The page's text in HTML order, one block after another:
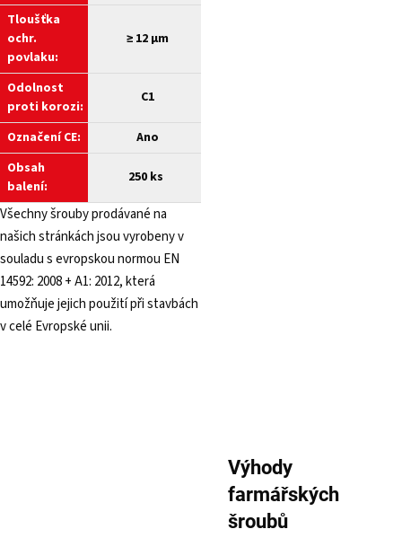
Tloušťka
ochr.
povlaku:
≥ 12 µm
Odolnost
proti korozi:
C1
Označení CE:
Ano
Obsah
balení:
250 ks
Všechny šrouby prodávané na
našich stránkách jsou vyrobeny v
souladu s evropskou normou EN
14592: 2008 + A1: 2012, která
umožňuje jejich použití při stavbách
v celé Evropské unii.
Výhody
farmářských
šroubů